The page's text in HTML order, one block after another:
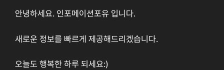
안녕하세요. 인포메이션포유 입니다.
새로운 정보를 빠르게 제공해드리겠습니다.
오늘도 행복한 하루 되세요:)